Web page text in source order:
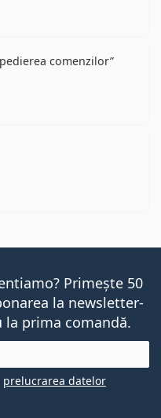
comenzilor
Primește 50
la newsletter-
la prima comandă.
prelucrarea datelor